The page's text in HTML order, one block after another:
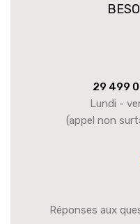
29 499
Lundi -
(appel non
Réponses aux